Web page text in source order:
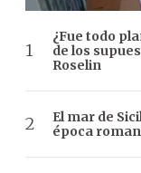
¿Fue todo
de los
Roselin
El mar de
época